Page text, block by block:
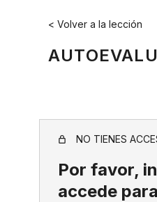
< Volver a la lección
NO TIENES
Por favor,
accede